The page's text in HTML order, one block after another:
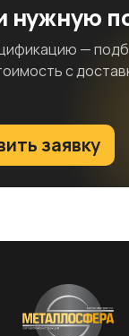
нужную
—
с
заявку